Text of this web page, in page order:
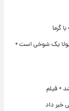
گرما
یک شوخی است +
+ فیلم
خبر داد